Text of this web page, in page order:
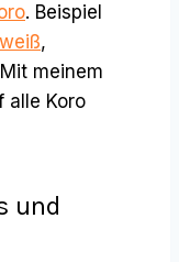
. Beispiel
,
meinem
alle Koro
und